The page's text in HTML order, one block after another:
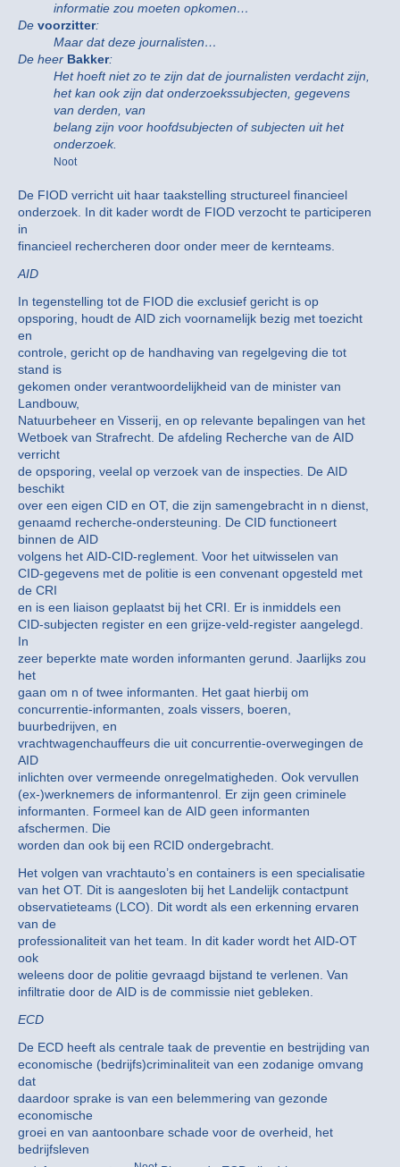
informatie zou moeten opkomen…
De voorzitter:
Maar dat deze journalisten…
De heer Bakker:
Het hoeft niet zo te zijn dat de journalisten verdacht zijn,
het kan ook zijn dat onderzoekssubjecten, gegevens
van derden, van
belang zijn voor hoofdsubjecten of subjecten uit het
onderzoek.
Noot
De FIOD verricht uit haar taakstelling structureel financieel
onderzoek. In dit kader wordt de FIOD verzocht te participeren
in
financieel rechercheren door onder meer de kernteams.
AID
In tegenstelling tot de FIOD die exclusief gericht is op
opsporing, houdt de AID zich voornamelijk bezig met toezicht
en
controle, gericht op de handhaving van regelgeving die tot
stand is
gekomen onder verantwoordelijkheid van de minister van
Landbouw,
Natuurbeheer en Visserij, en op relevante bepalingen van het
Wetboek van Strafrecht. De afdeling Recherche van de AID
verricht
de opsporing, veelal op verzoek van de inspecties. De AID
beschikt
over een eigen CID en OT, die zijn samengebracht in n dienst,
genaamd recherche-ondersteuning. De CID functioneert
binnen de AID
volgens het AID-CID-reglement. Voor het uitwisselen van
CID-gegevens met de politie is een convenant opgesteld met
de CRI
en is een liaison geplaatst bij het CRI. Er is inmiddels een
CID-subjecten register en een grijze-veld-register aangelegd.
In
zeer beperkte mate worden informanten gerund. Jaarlijks zou
het
gaan om n of twee informanten. Het gaat hierbij om
concurrentie-informanten, zoals vissers, boeren,
buurbedrijven, en
vrachtwagenchauffeurs die uit concurrentie-overwegingen de
AID
inlichten over vermeende onregelmatigheden. Ook vervullen
(ex-)werknemers de informantenrol. Er zijn geen criminele
informanten. Formeel kan de AID geen informanten
afschermen. Die
worden dan ook bij een RCID ondergebracht.
Het volgen van vrachtauto’s en containers is een specialisatie
van het OT. Dit is aangesloten bij het Landelijk contactpunt
observatieteams (LCO). Dit wordt als een erkenning ervaren
van de
professionaliteit van het team. In dit kader wordt het AID-OT
ook
weleens door de politie gevraagd bijstand te verlenen. Van
infiltratie door de AID is de commissie niet gebleken.
ECD
De ECD heeft als centrale taak de preventie en bestrijding van
economische (bedrijfs)criminaliteit van een zodanige omvang
dat
daardoor sprake is van een belemmering van gezonde
economische
groei en van aantoonbare schade voor de overheid, het
bedrijfsleven